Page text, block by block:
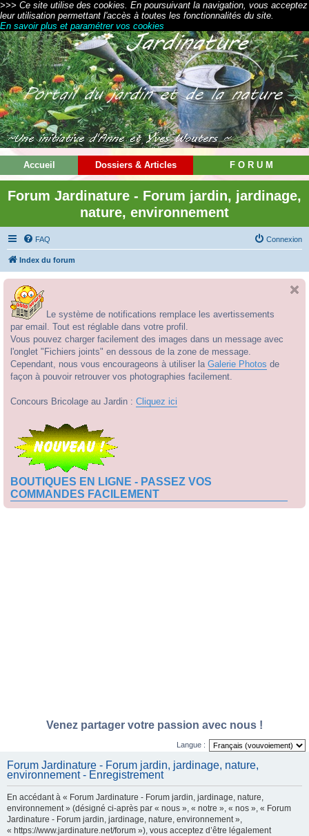
>>> Ce site utilise des cookies. En poursuivant la navigation, vous acceptez
leur utilisation permettant l'accès à toutes les fonctionnalités du site.
En savoir plus et paramétrer vos cookies
Accueil Dossiers & Articles F O R U M
Forum Jardinature - Forum jardin, jardinage,
nature, environnement
FAQ Connexion
Index du forum
Le système de notifications remplace les avertissements
par email. Tout est réglable dans votre profil.
Vous pouvez charger facilement des images dans un message avec
l'onglet "Fichiers joints" en dessous de la zone de message.
Cependant, nous vous encourageons à utiliser la Galerie Photos de
façon à pouvoir retrouver vos photographies facilement.
Concours Bricolage au Jardin : Cliquez ici
BOUTIQUES EN LIGNE - PASSEZ VOS
COMMANDES FACILEMENT
Venez partager votre passion avec nous !
Langue :
Forum Jardinature - Forum jardin, jardinage, nature,
environnement - Enregistrement
En accédant à « Forum Jardinature - Forum jardin, jardinage, nature,
environnement » (désigné ci-après par « nous », « notre », « nos », « Forum
Jardinature - Forum jardin, jardinage, nature, environnement »,
« https://www.jardinature.net/forum »), vous acceptez d’être légalement